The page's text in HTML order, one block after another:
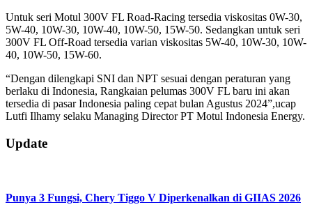
Untuk seri Motul 300V FL Road-Racing tersedia viskositas 0W-30,
5W-40, 10W-30, 10W-40, 10W-50, 15W-50. Sedangkan untuk seri
300V FL Off-Road tersedia varian viskositas 5W-40, 10W-30, 10W-
40, 10W-50, 15W-60.
“Dengan dilengkapi SNI dan NPT sesuai dengan peraturan yang
berlaku di Indonesia, Rangkaian pelumas 300V FL baru ini akan
tersedia di pasar Indonesia paling cepat bulan Agustus 2024”,ucap
Lutfi Ilhamy selaku Managing Director PT Motul Indonesia Energy.
2024-
03-
Update
Punya 3 Fungsi, Chery Tiggo V Diperkenalkan di GIIAS 2026